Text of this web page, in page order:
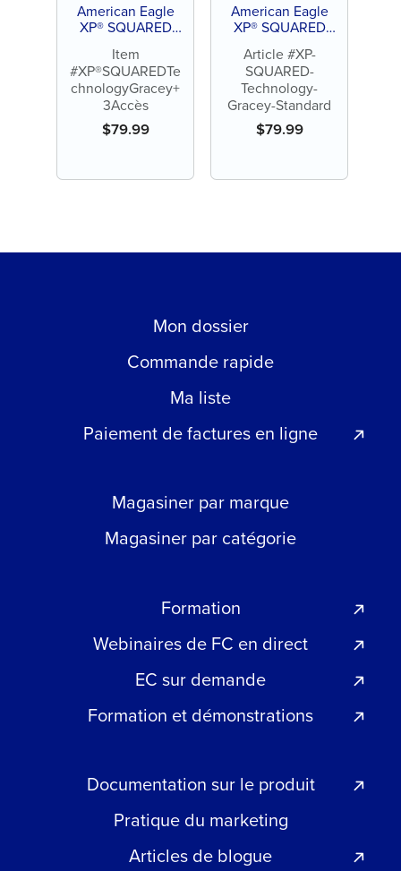
American Eagle
XP® SQUARED
+3 Access
Item
#XP®SQUAREDTe
chnologyGracey+
3Accès
$79.99
American Eagle
XP® SQUARED
Standard
Article #XP-
SQUARED-
Technology-
Gracey-Standard
$79.99
Mon dossier
Commande rapide
Ma liste
Paiement de factures en ligne
Magasiner par marque
Magasiner par catégorie
Formation
Webinaires de FC en direct
EC sur demande
Formation et démonstrations
Documentation sur le produit
Pratique du marketing
Articles de blogue